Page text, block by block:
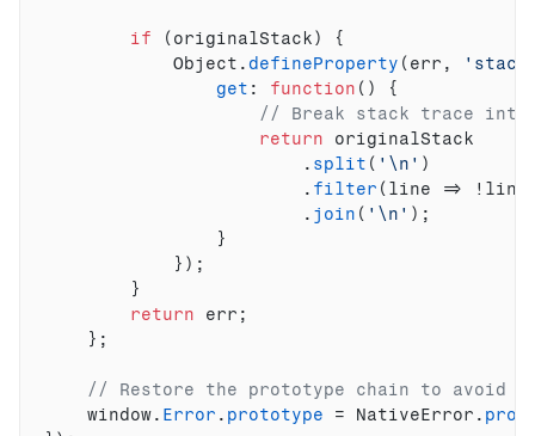
if ( originalStack)
{
Object . defineProperty ( err ,
get : function ( )
{
// Break stack trace into
return
originalStack
. split ( '\n' )
. filter ( line => ! line
. join ( '\n' ) ;
}
} ) ;
}
return
err ;
} ;
// Restore the prototype chain to avoid
window. Error . prototype = NativeError .